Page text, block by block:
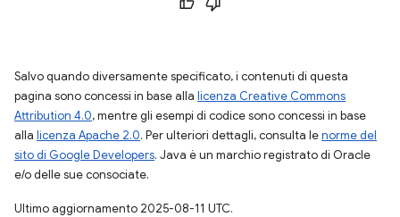
Salvo quando diversamente specificato, i contenuti di questa
pagina sono concessi in base alla licenza Creative Commons
Attribution 4.0, mentre gli esempi di codice sono concessi in base
alla licenza Apache 2.0. Per ulteriori dettagli, consulta lenorme del
sito di Google Developers. Java è un marchio registrato di Oracle
e/o delle sue consociate.
Ultimo aggiornamento 2025-08-11 UTC.